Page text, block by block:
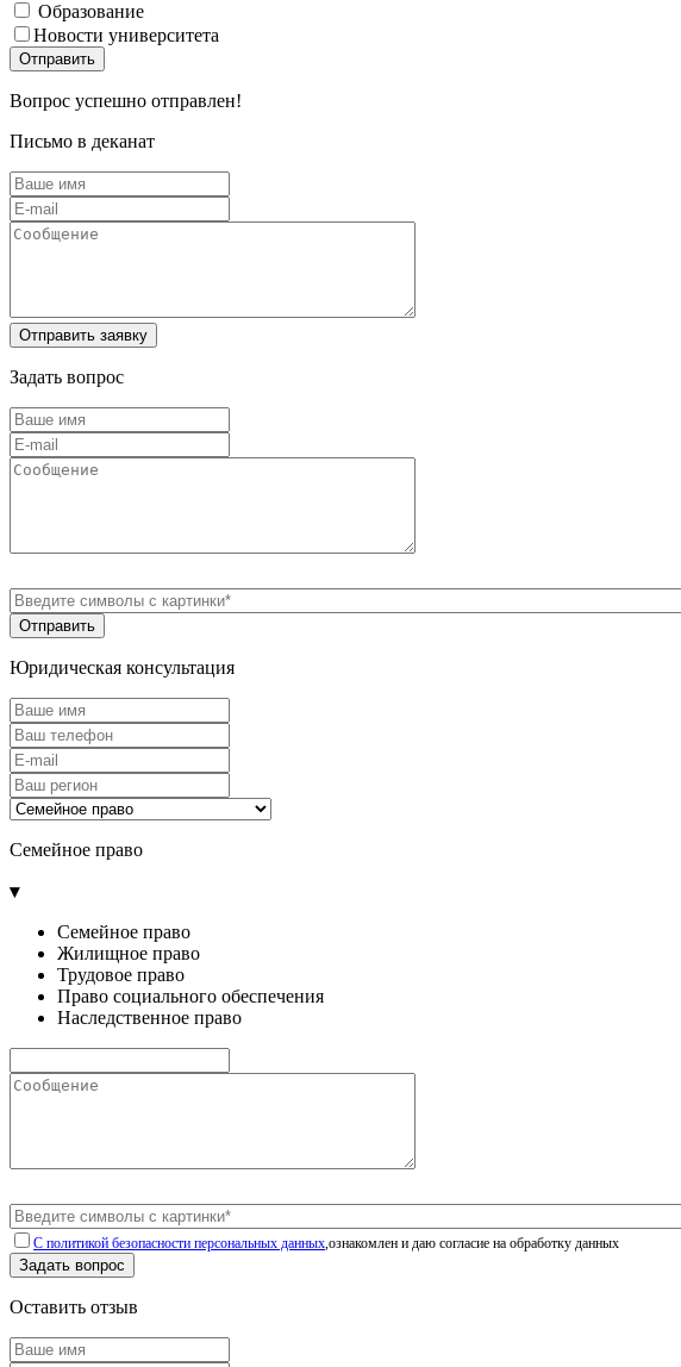
Образование
Новости университета
Вопрос успешно отправлен!
Письмо в деканат
Задать вопрос
Юридическая консультация
Семейное право
▾
Семейное право
Жилищное право
Трудовое право
Право социального обеспечения
Наследственное право
C политикой безопасности персональных данных,ознакомлен и даю согласие на обработку данных
Оставить отзыв